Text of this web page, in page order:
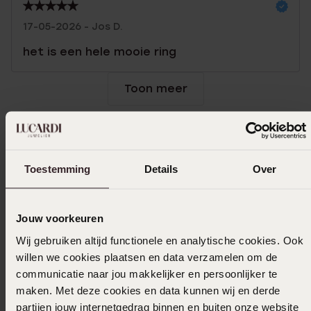
Toestemming Details Over
Jouw voorkeuren
Wij gebruiken altijd functionele en analytische cookies. Ook
willen we cookies plaatsen en data verzamelen om de
communicatie naar jou makkelijker en persoonlijker te
maken. Met deze cookies en data kunnen wij en derde
partijen jouw internetgedrag binnen en buiten onze website
17-05-2026 - Jos D.
het is een hele mooie ring
Toon meer